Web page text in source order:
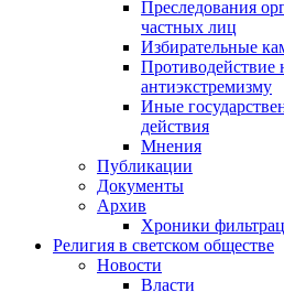
Преследования
частных лиц
Избирательные
Противодействие
антиэкстремизму
Иные
действия
Мнения
Публикации
Документы
Архив
Хроники
Религия в светском обществе
Новости
Власти